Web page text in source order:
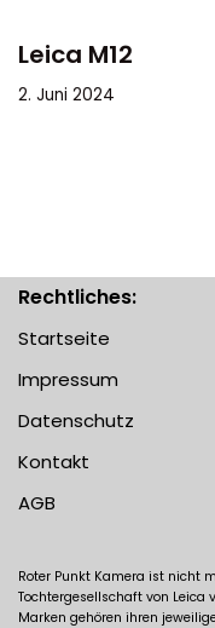
Leica M12
2. Juni 2024
Rechtliches:
Startseite
Impressum
Datenschutz
Kontakt
AGB
Roter Punkt Kamera ist nicht
Tochtergesellschaft von Leica
Marken gehören ihren